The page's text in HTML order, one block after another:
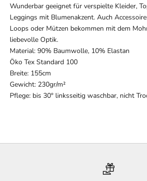
Wunderbar geeignet für verspielte Kleider,
Leggings mit Blumenakzent. Auch
Loops oder Mützen bekommen mit dem
liebevolle Optik.
Material: 90% Baumwolle, 10% Elastan
Öko Tex Standard 100
Breite: 155cm
Gewicht: 230gr/m²
Pflege: bis 30° linksseitig waschbar, nicht